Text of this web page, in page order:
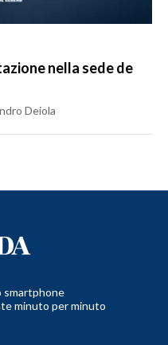
nella sede de
Deiola
smartphone
minuto per minuto